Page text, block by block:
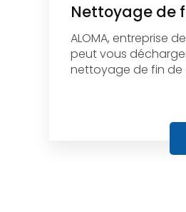
Nettoyage de
ALOMA, entreprise
peut vous
nettoyage de fin de